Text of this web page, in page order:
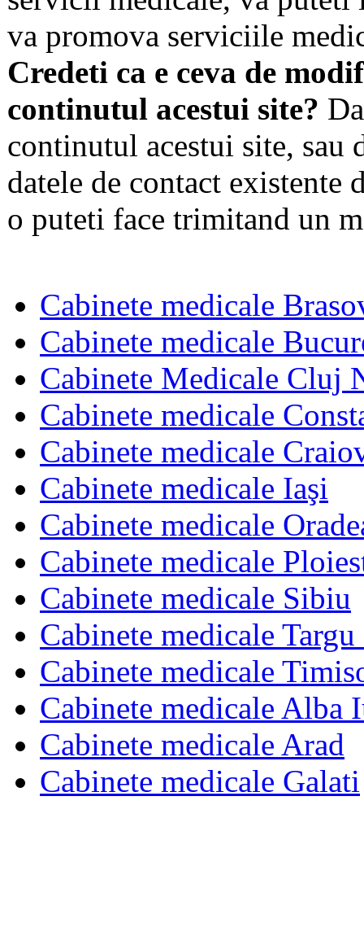
va promova serviciile
Credeti ca e ceva de
continutul acestui site?
continutul acestui site, sau
datele de contact existente
o puteti face trimitand un
Cabinete medicale
Cabinete medicale
Cabinete Medicale Cluj
Cabinete medicale
Cabinete medicale
Cabinete medicale Iaşi
Cabinete medicale
Cabinete medicale
Cabinete medicale Sibiu
Cabinete medicale
Cabinete medicale
Cabinete medicale Alba
Cabinete medicale Arad
Cabinete medicale Galati